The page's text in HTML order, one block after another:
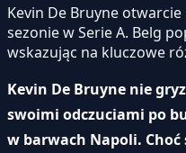
Kevin De Bruyne
sezonie w Serie A. Belg
wskazując na kluczowe
Kevin De Bruyne nie
swoimi odczuciami po
w barwach Napoli.